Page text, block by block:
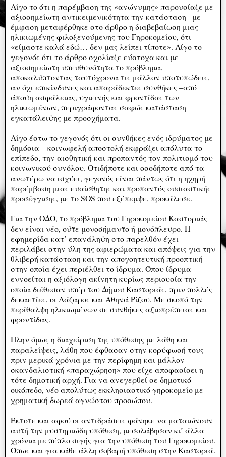
Λίγο το ότι η παρέμβαση της «ανώνυμης» παρουσίαζε με
αξιοσημείωτη αντικειμενικότητα την κατάσταση –με
έμφαση μεταφέρθηκε στο άρθρο η διαβεβαίωση μιας
ηλικιωμένης φιλοξενούμενης του Γηροκομείου, ότι
«είμαστε καλά εδώ… δεν μας λείπει τίποτε». Λίγο το
γεγονός ότι το άρθρο σχολίαζε εύστοχα και με
αξιοσημείωτη υπευθυνότητα το πρόβλημα,
αποκαλύπτοντας ταυτόχρονα τις μάλλον υποτυπώδεις,
αν όχι επικίνδυνες και απαράδεκτες συνθήκες –από
άποψη ασφάλειας, υγιεινής και φροντίδας των
ηλικιωμένων, περιγράφοντας σαφώς κατάσταση
εγκατάλειψης με προσχήματα.
Λίγο έστω το γεγονός ότι οι συνθήκες ενός ιδρύματος με
δημόσια – κοινωφελή αποστολή εκφράζει απόλυτα το
επίπεδο, την αισθητική και προπαντός τον πολιτισμό του
κοινωνικού συνόλου. Οτιδήποτε και οσοδήποτε από τα
ανωτέρω να ισχύει, γεγονός είναι πάντως ότι η ηχηρή
παρέμβαση μιας ευαίσθητης και προπαντός ουσιαστικής
προσέγγισης, με το SOS που εξέπεμψε, προκάλεσε.
Για την ΟΔΟ, το πρόβλημα του Γηροκομείου Καστοριάς
δεν είναι νέο, ούτε μονοσήμαντο ή μονόπλευρο. Η
εφημερίδα κατ’ επανάληψη στο παρελθόν έχει
περιλάβει στην ύλη της αφιερώματα και απόψεις για την
θλιβερή κατάσταση και την απογοητευτική προοπτική
στην οποία έχει περιέλθει το ίδρυμα. Όπου ίδρυμα
εννοείται η αξιόλογη ακίνητη κυρίως περιουσία την
οποία διέθεσαν υπέρ του Δήμου Καστοριάς, πριν πολλές
δεκαετίες, οι Λάζαρος και Αθηνά Ρίζου. Με σκοπό την
περίθαλψη ηλικιωμένων σε συνθήκες αξιοπρέπειας και
φροντίδας.
Πλην όμως η διαχείριση της υπόθεσης με λάθη και
παραλείψεις, λάθη που έφθασαν στην κορύφωσή τους
πριν μερικά χρόνια με την περίφημη και μάλλον
σκανδαλιστική «παραχώρηση» που είχε αποφασίσει η
τότε δημοτική αρχή. Για να ανεγερθεί σε δημοτικό
οικόπεδο, νέο απολύτως εκκλησιαστικό γηροκομείο με
χρηματική δωρεά αγνώστου προσώπου.
Έκτοτε και αφού οι αντιδράσεις φάνηκε να ματαιώνουν
αυτή την μυστηριώδη υπόθεση, μεσολάβησαν κι’ άλλα
χρόνια με πέπλο σιγής για την υπόθεση του Γηροκομείου.
Όπως και για κάθε άλλη σοβαρή υπόθεση στην Καστοριά.